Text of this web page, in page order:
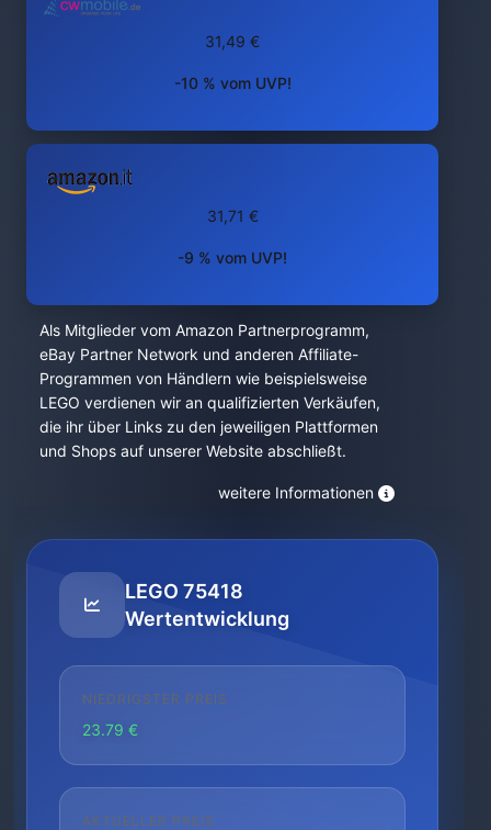
31,49 €
-10 % vom UVP!
31,71 €
-9 % vom UVP!
Als Mitglieder vom Amazon Partnerprogramm,
eBay Partner Network und anderen Affiliate-
Programmen von Händlern wie beispielsweise
LEGO verdienen wir an qualifizierten Verkäufen,
die ihr über Links zu den jeweiligen Plattformen
und Shops auf unserer Website abschließt.
weitere Informationen
LEGO 75418
Wertentwicklung
NIEDRIGSTER PREIS
23.79 €
AKTUELLER PREIS